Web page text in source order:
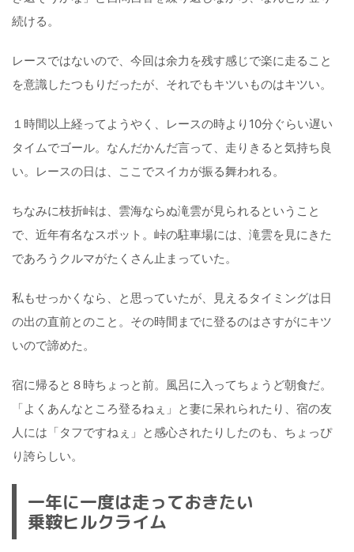
続ける。
レースではないので、今回は余力を残す感じで楽に走ること
を意識したつもりだったが、それでもキツいものはキツい。
１時間以上経ってようやく、レースの時より10分ぐらい遅い
タイムでゴール。なんだかんだ言って、走りきると気持ち良
い。レースの日は、ここでスイカが振る舞われる。
ちなみに枝折峠は、雲海ならぬ滝雲が見られるということ
で、近年有名なスポット。峠の駐車場には、滝雲を見にきた
であろうクルマがたくさん止まっていた。
私もせっかくなら、と思っていたが、見えるタイミングは日
の出の直前とのこと。その時間までに登るのはさすがにキツ
いので諦めた。
宿に帰ると８時ちょっと前。風呂に入ってちょうど朝食だ。
「よくあんなところ登るねぇ」と妻に呆れられたり、宿の友
人には「タフですねぇ」と感心されたりしたのも、ちょっぴ
り誇らしい。
一年に一度は走っておきたい
乗鞍ヒルクライム